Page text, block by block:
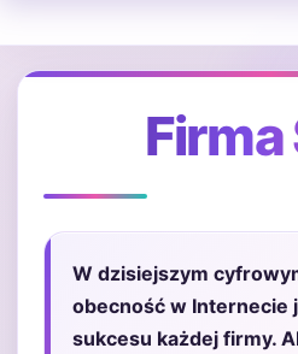
Firma
W dzisiejszym
obecność w Internecie
sukcesu każdej firmy.